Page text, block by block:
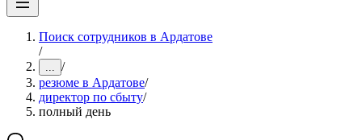
Поиск сотрудников в Ардатове
/
... /
резюме в Ардатове/
директор по сбыту/
полный день